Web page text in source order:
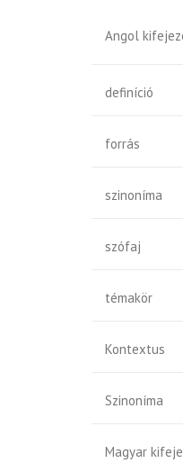
Angol
definíció
forrás
szinoníma
szófaj
témakör
Kontextus
Szinoníma
Magyar